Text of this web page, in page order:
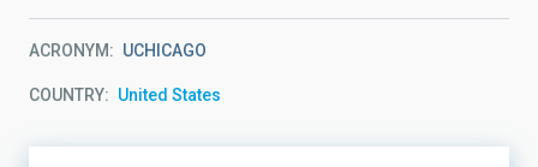
ACRONYM UCHICAGO
COUNTRY United States